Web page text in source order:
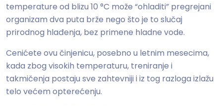
temperature od blizu 10 °C može “ohladiti” pregrejani
organizam dva puta brže nego što je to slučaj
prirodnog hlađenja, bez primene hladne vode.
Cenićete ovu činjenicu, posebno u letnim mesecima,
kada zbog visokih temperaturu, treniranje i
takmičenja postaju sve zahtevniji i iz tog razloga izlažu
telo većem opterećenju.